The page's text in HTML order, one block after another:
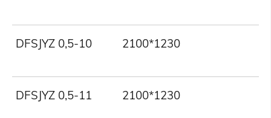
DFSJYZ 0,5-10 2100*1230
DFSJYZ 0,5-11 2100*1230